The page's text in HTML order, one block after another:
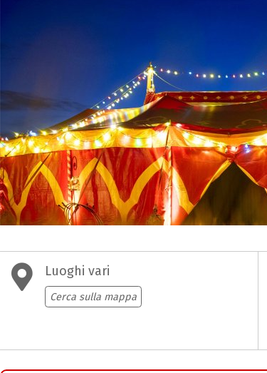
Luoghi vari
Cerca sulla mappa